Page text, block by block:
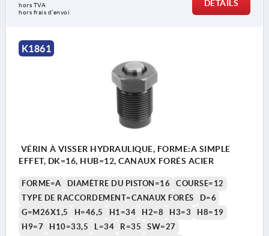
hors TVA
hors frais d’envoi
DÉTAILS
K1861
VÉRIN À VISSER HYDRAULIQUE, FORME:A SIMPLE
EFFET, DK=16, HUB=12, CANAUX FORÉS ACIER
FORME=A DIAMÈTRE DU PISTON=16
COURSE=12
TYPE DE RACCORDEMENT=CANAUX FORÉS
D=6
G=M26X1,5
H=46,5 H1=34 H2=8 H3=3
H8=19
H9=7
H10=33,5 L=34 R=35
SW=27